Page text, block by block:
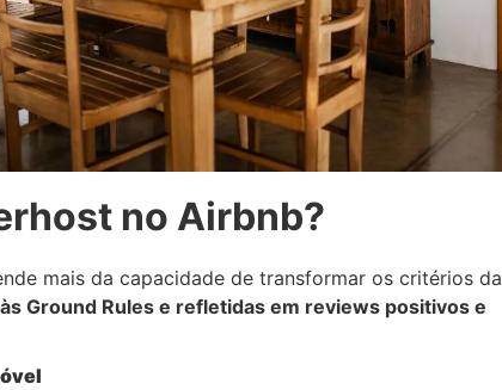
no Airbnb?
mais da capacidade de transformar os critérios da
Ground Rules e refletidas em reviews positivos e